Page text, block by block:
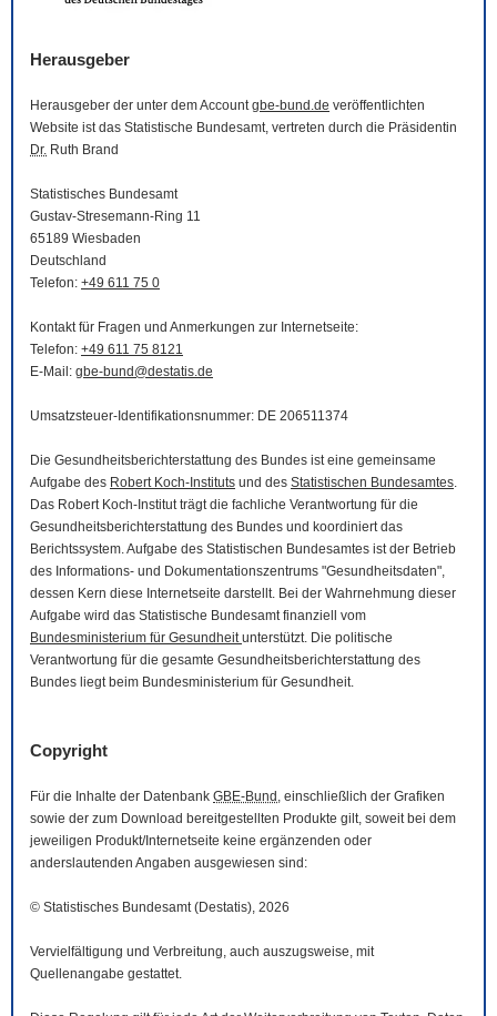
Herausgeber
Herausgeber der unter dem Accountgbe-bund.de veröffentlichten
Website ist das Statistische Bundesamt, vertreten durch die Präsidentin
Dr. Ruth Brand
Statistisches Bundesamt
Gustav-Stresemann-Ring 11
65189 Wiesbaden
Deutschland
Telefon: +49 611 75 0
Kontakt für Fragen und Anmerkungen zur Internetseite:
Telefon: +49 611 75 8121
E-Mail : gbe-bund@destatis.de
Umsatzsteuer-Identifikationsnummer: DE 206511374
Die Gesundheitsberichterstattung des Bundes ist eine gemeinsame
Aufgabe des Robert Koch-Instituts und des Statistischen Bundesamtes.
Das Robert Koch-Institut trägt die fachliche Verantwortung für die
Gesundheitsberichterstattung des Bundes und koordiniert das
Berichtssystem. Aufgabe des Statistischen Bundesamtes ist der Betrieb
des Informations- und Dokumentationszentrums "Gesundheitsdaten",
dessen Kern diese Internetseite darstellt. Bei der Wahrnehmung dieser
Aufgabe wird das Statistische Bundesamt finanziell vom
Bundesministerium für Gesundheitunterstützt. Die politische
Verantwortung für die gesamte Gesundheitsberichterstattung des
Bundes liegt beim Bundesministerium für Gesundheit.
Copyright
Für die Inhalte der Datenbank GBE-Bund , einschließlich der Grafiken
sowie der zum Download bereitgestellten Produkte gilt, soweit bei dem
jeweiligen Produkt/Internetseite keine ergänzenden oder
anderslautenden Angaben ausgewiesen sind:
© Statistisches Bundesamt (Destatis), 2026
Vervielfältigung und Verbreitung, auch auszugsweise, mit
Quellenangabe gestattet.